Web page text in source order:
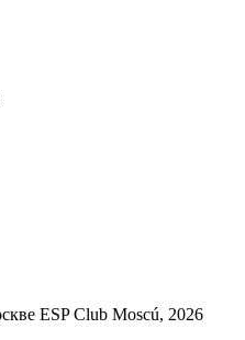
ESP Club Moscú, 2026